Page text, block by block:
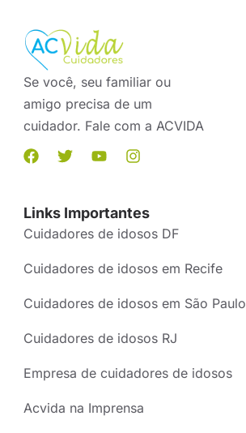
Se você, seu familiar ou
amigo precisa de um
cuidador. Fale com a ACVIDA
Links Importantes
Cuidadores de idosos DF
Cuidadores de idosos em Recife
Cuidadores de idosos em São Paulo
Cuidadores de idosos RJ
Empresa de cuidadores de idosos
Acvida na Imprensa